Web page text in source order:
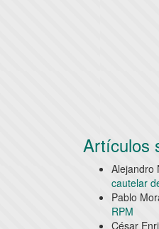
Artículos
Alejandro
cautelar
Pablo
RPM
César